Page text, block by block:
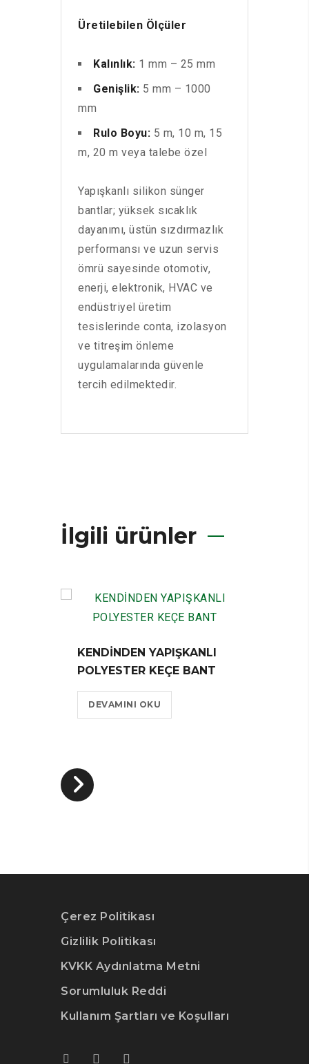
Üretilebilen Ölçüler
Kalınlık: 1 mm – 25 mm
Genişlik: 5 mm – 1000
mm
Rulo Boyu: 5 m, 10 m, 15
m, 20 m veya talebe özel
Yapışkanlı silikon sünger
bantlar; yüksek sıcaklık
dayanımı, üstün sızdırmazlık
performansı ve uzun servis
ömrü sayesinde otomotiv,
enerji, elektronik, HVAC ve
endüstriyel üretim
tesislerinde conta, izolasyon
ve titreşim önleme
uygulamalarında güvenle
tercih edilmektedir.
İlgili ürünler
KENDİNDEN YAPIŞKANLI
POLYESTER KEÇE BANT
DEVAMINI OKU
Çerez Politikası
Gizlilik Politikası
KVKK Aydınlatma Metni
Sorumluluk Reddi
Kullanım Şartları ve Koşulları